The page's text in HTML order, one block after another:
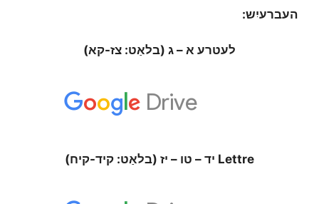
העברעיִש:
לעטרע א – ג (בלאַט: צז-קא)
Lettre יד – טו – יז (בלאַט: קיד-קיח)